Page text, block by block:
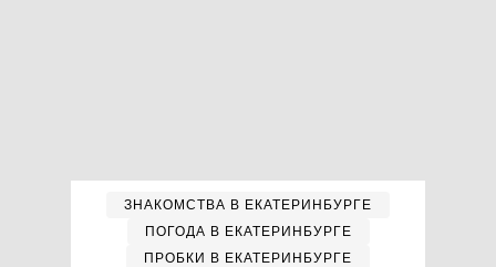
ЗНАКОМСТВА В ЕКАТЕРИНБУРГЕ
ПОГОДА В ЕКАТЕРИНБУРГЕ
ПРОБКИ В ЕКАТЕРИНБУРГЕ